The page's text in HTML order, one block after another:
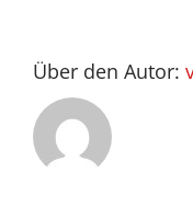
Über den Autor: